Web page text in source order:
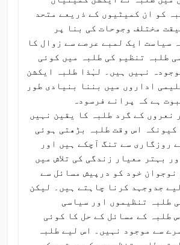
کو ان کمیٹیوں کے ذریعے متحد
مختلف وجوحات کی بنا پر
سیاست ایک لمبے عرصے سے زوال کا
طلبہ تنظیم کی طلبہ میں کوئی
نہیں ہیں۔ لہٰذا طلبہ ایکشن
اداروں میں بننا بنیادی طور
ہے کہ پرانے فرسودہ
نعروں کے گرد طلبہ کا یقین نہیں
کیونکہ اس وقت طلبہ بڑھتی ہوئی
روزگاری سے تنگ آچکے ہیں اور
بہتر معیار زندگی کی تلاش میں
نوجوان خود کو درپیش مسائل سے
جدوجہد کرنا چاہتے ہیں۔ لیکن
طلبہ تنظیموں اور سیاسی
طلبہ کے مسائل کے حل کا کوئی
سے موجود نہیں۔ اس لیے طلبہ